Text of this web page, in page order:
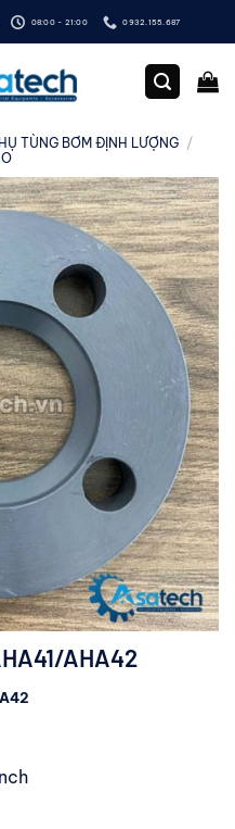
08:00 - 21:00 0932.155.687
TÙNG BƠM ĐỊNH LƯỢNG /
AHA42